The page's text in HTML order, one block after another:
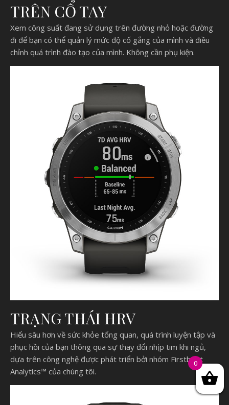
TRÊN CỔ TAY
Xem công suất đang sử dụng trên đường nhỏ hoặc đường
đi để bạn có thể quản lý mức độ cố gắng của mình và điều
chỉnh quá trình đào tạo của mình. Không cần phụ kiện.
TRẠNG THÁI HRV
Hiểu sâu hơn về sức khỏe tổng quan, quá trình luyện tập và
phục hồi của bạn thông qua sự thay đổi nhịp tim khi ngủ,
dựa trên công nghệ được phát triển bởi nhóm Firstbeat
Analytics™ của chúng tôi.
0